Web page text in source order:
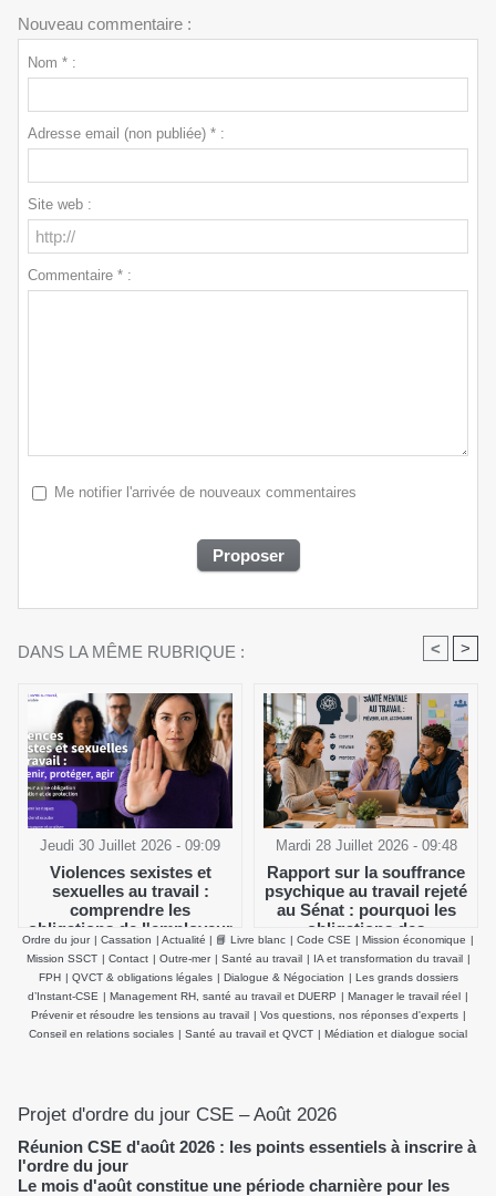
Nouveau commentaire :
Nom * :
Adresse email (non publiée) * :
Site web :
Commentaire * :
Me notifier l'arrivée de nouveaux commentaires
DANS LA MÊME RUBRIQUE : < >
Jeudi 30 Juillet 2026 - 09:09
Violences sexistes et
sexuelles au travail :
comprendre les
obligations de l'employeur
et agir efficacement
Mardi 28 Juillet 2026 - 09:48
Rapport sur la souffrance
psychique au travail rejeté
au Sénat : pourquoi les
obligations des
employeurs et du CSE
demeurent inchangées
Ordre du jour | Cassation | Actualité | 📘 Livre blanc | Code CSE | Mission économique |
Mission SSCT | Contact | Outre-mer | Santé au travail | IA et transformation du travail |
FPH | QVCT & obligations légales | Dialogue & Négociation | Les grands dossiers
d’Instant-CSE | Management RH, santé au travail et DUERP | Manager le travail réel |
Prévenir et résoudre les tensions au travail | Vos questions, nos réponses d'experts |
Conseil en relations sociales | Santé au travail et QVCT | Médiation et dialogue social
Projet d'ordre du jour CSE – Août 2026
Réunion CSE d'août 2026 : les points essentiels à inscrire à
l'ordre du jour
Le mois d'août constitue une période charnière pour les